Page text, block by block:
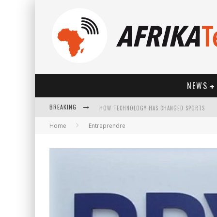
NEWS
BREAKING
Home Entreprendre